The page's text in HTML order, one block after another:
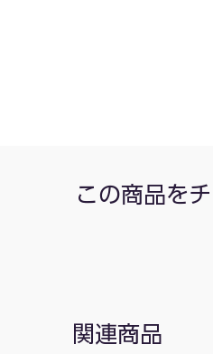
この商品を
関連商品